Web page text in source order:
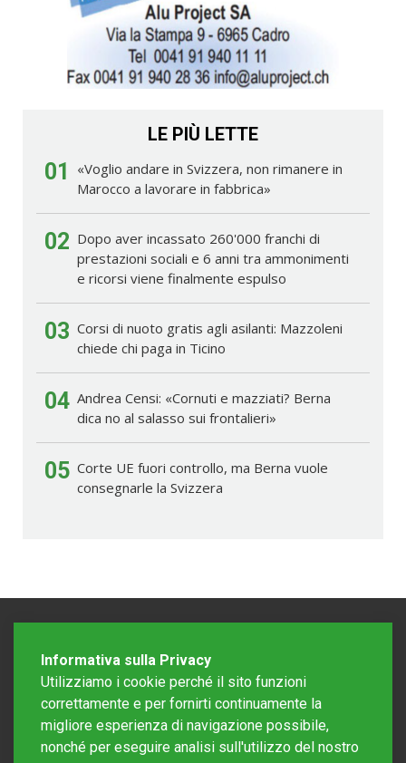
LE PIÙ LETTE
01
«Voglio andare in Svizzera, non rimanere in
Marocco a lavorare in fabbrica»
02 Dopo aver incassato 260'000 franchi di
prestazioni sociali e 6 anni tra ammonimenti
e ricorsi viene finalmente espulso
03 Corsi di nuoto gratis agli asilanti: Mazzoleni
chiede chi paga in Ticino
04 Andrea Censi: «Cornuti e mazziati? Berna
dica no al salasso sui frontalieri»
05 Corte UE fuori controllo, ma Berna vuole
consegnarle la Svizzera
Informativa sulla Privacy
Utilizziamo i cookie perché il sito funzioni
correttamente e per fornirti continuamente la
migliore esperienza di navigazione possibile,
nonché per eseguire analisi sull'utilizzo del nostro